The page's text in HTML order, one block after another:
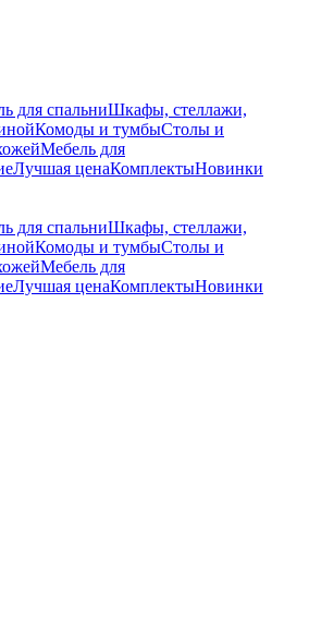
для спальниШкафы, стеллажи,
Комоды и тумбыСтолы и
Мебель для
Лучшая ценаКомплектыНовинки
для спальниШкафы, стеллажи,
Комоды и тумбыСтолы и
Мебель для
Лучшая ценаКомплектыНовинки